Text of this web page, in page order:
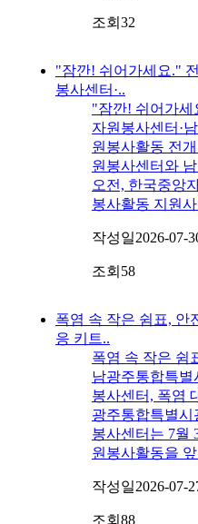
조회 32
"잠깐! 쉬어가세요."
봉사센터·..
"잠깐! 쉬어가세
자원봉사센터·
원봉사활동 전
원봉사센터와
오전, 한국중앙
봉사활동 지원
작성일2026-07-
조회 58
폭염 속 작은 쉼표, 안
응 키트..
폭염 속 작은 쉼
남광주통합특별
봉사센터, 폭염
광주통합특별시
봉사센터는 7월
원봉사활동을
작성일2026-07-
조회 88